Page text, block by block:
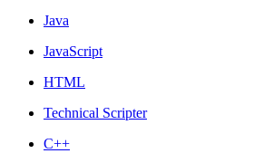
Java
JavaScript
HTML
Technical Scripter
C++